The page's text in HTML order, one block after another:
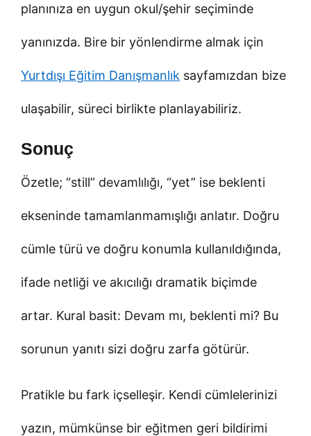
planınıza en uygun okul/şehir seçiminde
yanınızda. Bire bir yönlendirme almak için
Yurtdışı Eğitim Danışmanlık sayfamızdan bize
ulaşabilir, süreci birlikte planlayabiliriz.
Sonuç
Özetle; “still” devamlılığı, “yet” ise beklenti
ekseninde tamamlanmamışlığı anlatır. Doğru
cümle türü ve doğru konumla kullanıldığında,
ifade netliği ve akıcılığı dramatik biçimde
artar. Kural basit: Devam mı, beklenti mi? Bu
sorunun yanıtı sizi doğru zarfa götürür.
Pratikle bu fark içselleşir. Kendi cümlelerinizi
yazın, mümkünse bir eğitmen geri bildirimi